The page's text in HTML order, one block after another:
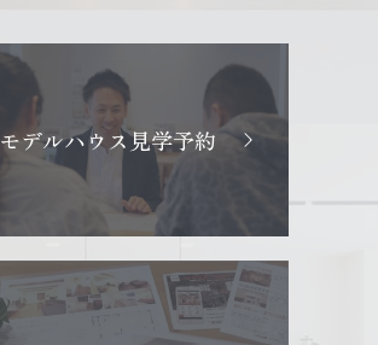
モデルハウス見学予約